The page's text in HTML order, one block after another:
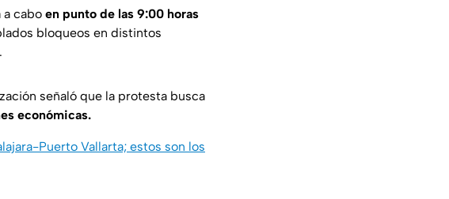
a cabo en punto de las 9:00 horas
bloqueos en distintos
señaló que la protesta busca
económicas.
Puerto Vallarta; estos son los